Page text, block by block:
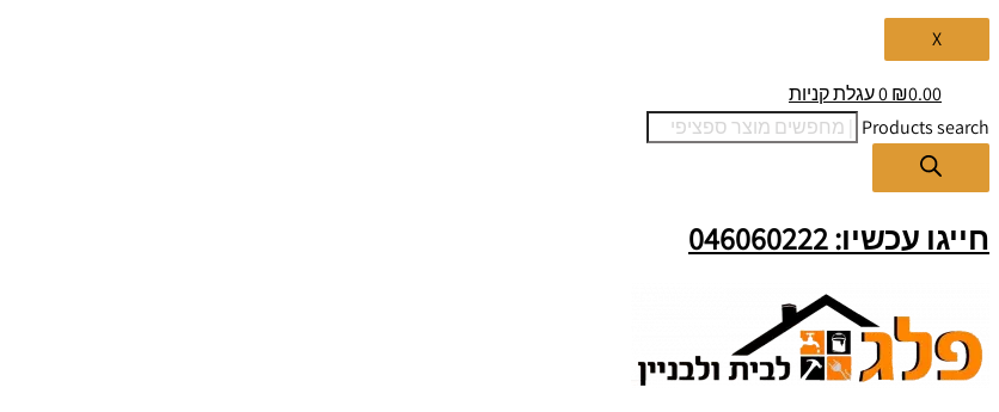
X
₪0.00
0עגלת קניות
Products search
חייגו עכשיו: 046060222